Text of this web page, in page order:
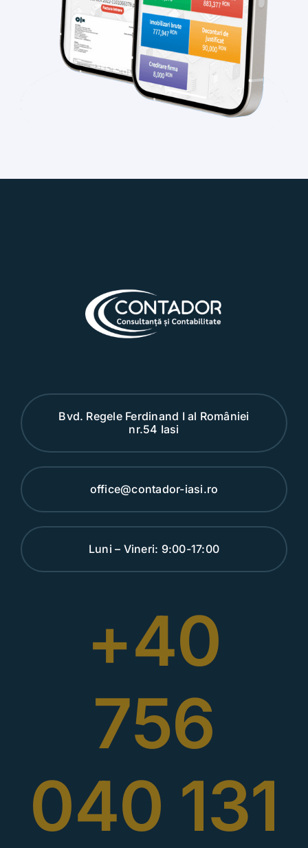
Bvd. Regele Ferdinand I al României
nr.54 Iasi
office@contador-iasi.ro
Luni – Vineri: 9:00-17:00
+40
756
040 131